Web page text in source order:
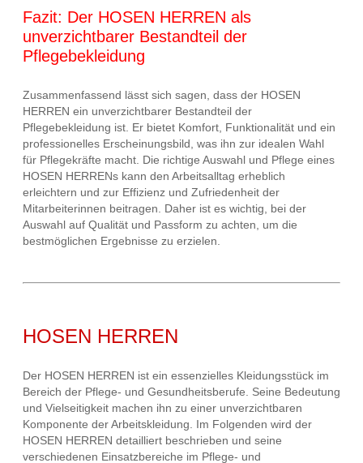
Fazit: Der HOSEN HERREN als
unverzichtbarer Bestandteil der
Pflegebekleidung
Zusammenfassend lässt sich sagen, dass der HOSEN
HERREN ein unverzichtbarer Bestandteil der
Pflegebekleidung ist. Er bietet Komfort, Funktionalität und ein
professionelles Erscheinungsbild, was ihn zur idealen Wahl
für Pflegekräfte macht. Die richtige Auswahl und Pflege eines
HOSEN HERRENs kann den Arbeitsalltag erheblich
erleichtern und zur Effizienz und Zufriedenheit der
Mitarbeiterinnen beitragen. Daher ist es wichtig, bei der
Auswahl auf Qualität und Passform zu achten, um die
bestmöglichen Ergebnisse zu erzielen.
HOSEN HERREN
Der HOSEN HERREN ist ein essenzielles Kleidungsstück im
Bereich der Pflege- und Gesundheitsberufe. Seine Bedeutung
und Vielseitigkeit machen ihn zu einer unverzichtbaren
Komponente der Arbeitskleidung. Im Folgenden wird der
HOSEN HERREN detailliert beschrieben und seine
verschiedenen Einsatzbereiche im Pflege- und